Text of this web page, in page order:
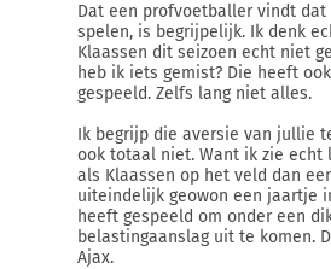
Dat een profvoetballer vindt
spelen, is begrijpelijk. Ik denk
Klaassen dit seizoen echt niet
heb ik iets gemist? Die heeft
gespeeld. Zelfs lang niet alles.
Ik begrijp die aversie van jullie
ook totaal niet. Want ik zie echt
als Klaassen op het veld dan
uiteindelijk geowon een jaartje
heeft gespeeld om onder een
belastingaanslag uit te komen.
Ajax.